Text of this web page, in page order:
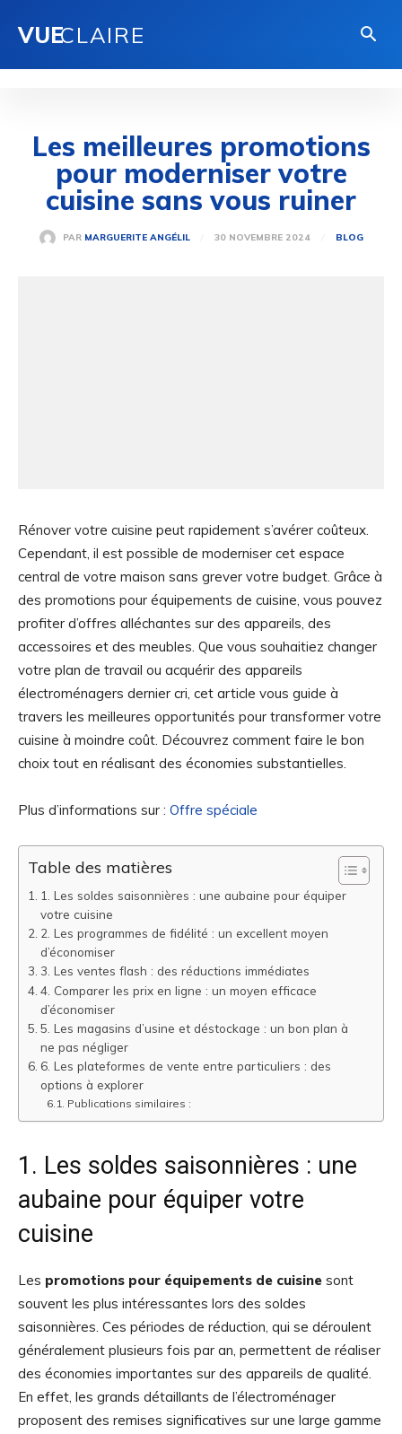
VUECLAIRE
Les meilleures promotions
pour moderniser votre
cuisine sans vous ruiner
PAR MARGUERITE ANGÉLIL 30 NOVEMBRE 2024 BLOG
Rénover votre cuisine peut rapidement s’avérer coûteux.
Cependant, il est possible de moderniser cet espace
central de votre maison sans grever votre budget. Grâce à
des promotions pour équipements de cuisine, vous pouvez
profiter d’offres alléchantes sur des appareils, des
accessoires et des meubles. Que vous souhaitiez changer
votre plan de travail ou acquérir des appareils
électroménagers dernier cri, cet article vous guide à
travers les meilleures opportunités pour transformer votre
cuisine à moindre coût. Découvrez comment faire le bon
choix tout en réalisant des économies substantielles.
Plus d’informations sur : Offre spéciale
Table des matières
1. Les soldes saisonnières : une aubaine pour équiper
votre cuisine
2. Les programmes de fidélité : un excellent moyen
d’économiser
3. Les ventes flash : des réductions immédiates
4. Comparer les prix en ligne : un moyen efficace
d’économiser
5. Les magasins d’usine et déstockage : un bon plan à
ne pas négliger
6. Les plateformes de vente entre particuliers : des
options à explorer
Publications similaires :
1. Les soldes saisonnières : une
aubaine pour équiper votre
cuisine
Les promotions pour équipements de cuisine sont
souvent les plus intéressantes lors des soldes
saisonnières. Ces périodes de réduction, qui se déroulent
généralement plusieurs fois par an, permettent de réaliser
des économies importantes sur des appareils de qualité.
En effet, les grands détaillants de l’électroménager
proposent des remises significatives sur une large gamme